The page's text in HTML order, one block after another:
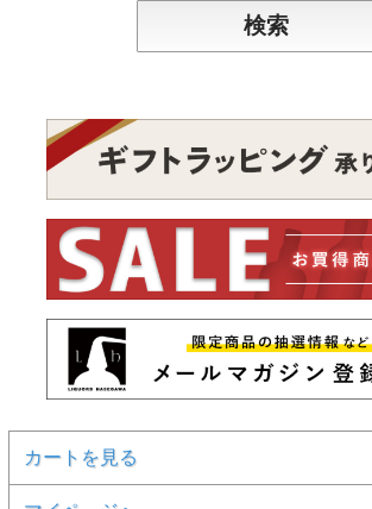
カートを見る